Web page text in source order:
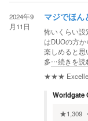
2024年9
月11日
マジでほん
怖いくらい設
はDUOの方
楽しめると思
多…続きを読
★★★
Worldgate
★1,309